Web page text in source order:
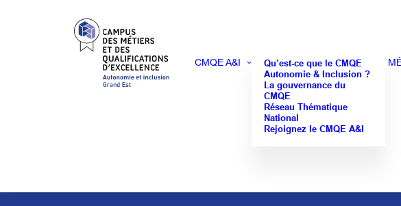
CMQE A&I
Qu’est-ce que le CMQE
Autonomie & Inclusion ?
La gouvernance du
CMQE
Réseau Thématique
National
Rejoignez le CMQE A&I